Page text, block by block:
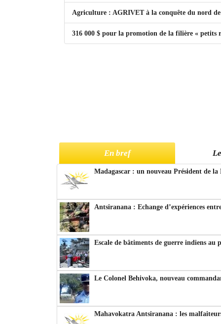
Agriculture : AGRIVET à la conquête du nord de
316 000 $ pour la promotion de la filière « petits
En bref
Madagascar : un nouveau Président de
Antsiranana : Echange d’expériences
Escale de bâtiments de guerre indiens au
Le Colonel Behivoka, nouveau
Mahavokatra Antsiranana : les